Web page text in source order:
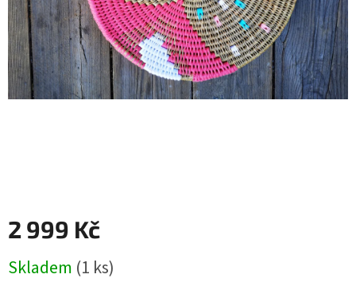
ZÁJEZDY
Kontakt
Kavárna
2 999 Kč
cena:
Skladem (1 ks)